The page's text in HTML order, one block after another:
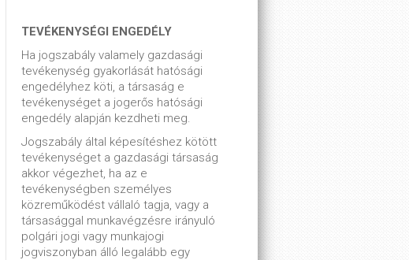
TEVÉKENYSÉGI ENGEDÉLY
Ha jogszabály valamely gazdasági
tevékenység gyakorlását hatósági
engedélyhez köti, a társaság e
tevékenységet a jogerős hatósági
engedély alapján kezdheti meg.
Jogszabály által képesítéshez kötött
tevékenységet a gazdasági társaság
akkor végezhet, ha az e
tevékenységben személyes
közreműködést vállaló tagja, vagy a
társasággal munkavégzésre irányuló
polgári jogi vagy munkajogi
jogviszonyban álló legalább egy